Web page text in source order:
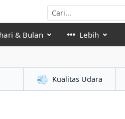
& Bulan Lebih
💨 Kualitas Udara